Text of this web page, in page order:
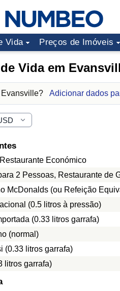
Vida Preços de Imóveis
Vida em
Evansville? Adicionar dados
Económico
2 Pessoas, Restaurante de
McDonalds (ou Refeição
(0.5 litros à pressão)
(0.33 litros garrafa)
(normal)
(0.33 litros garrafa)
litros garrafa)